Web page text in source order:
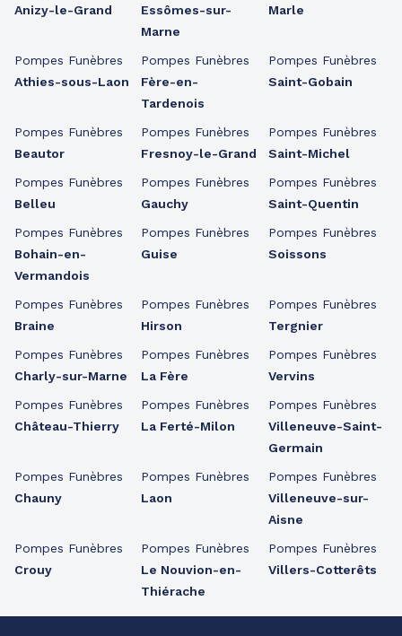
Anizy-le-Grand
Pompes Funèbres
Athies-sous-Laon
Pompes Funèbres
Beautor
Pompes Funèbres
Belleu
Pompes Funèbres
Bohain-en-
Vermandois
Pompes Funèbres
Braine
Pompes Funèbres
Charly-sur-Marne
Pompes Funèbres
Château-Thierry
Pompes Funèbres
Chauny
Pompes Funèbres
Crouy
Essômes-sur-
Marne
Pompes Funèbres
Fère-en-
Tardenois
Pompes Funèbres
Fresnoy-le-Grand
Pompes Funèbres
Gauchy
Pompes Funèbres
Guise
Pompes Funèbres
Hirson
Pompes Funèbres
La Fère
Pompes Funèbres
La Ferté-Milon
Pompes Funèbres
Laon
Pompes Funèbres
Le Nouvion-en-
Thiérache
Marle
Pompes Funèbres
Saint-Gobain
Pompes Funèbres
Saint-Michel
Pompes Funèbres
Saint-Quentin
Pompes Funèbres
Soissons
Pompes Funèbres
Tergnier
Pompes Funèbres
Vervins
Pompes Funèbres
Villeneuve-Saint-
Germain
Pompes Funèbres
Villeneuve-sur-
Aisne
Pompes Funèbres
Villers-Cotterêts